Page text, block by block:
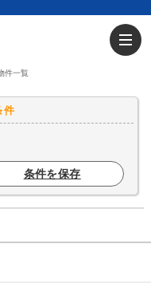
件一覧
件
条件を保存